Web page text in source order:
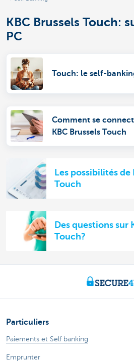
KBC Brussels Touch:
PC
Touch: le self-
Comment se
KBC Brussels Touch
Les possibilités de
Touch
Des questions sur
Touch?
Particuliers
Paiements et Self banking
Emprunter